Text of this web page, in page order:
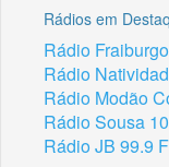
Rádios em
Rádio Fraiburgo
Rádio
Rádio Modão
Rádio Sousa
Rádio JB 99.9